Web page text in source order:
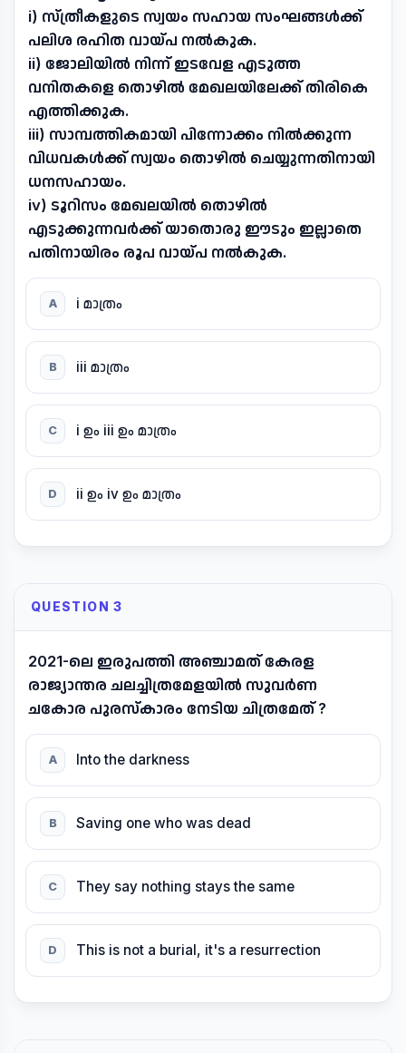
i) സ്ത്രീകളുടെ സ്വയം സഹായ സംഘങ്ങൾക്ക്
പലിശ രഹിത വായ്പ നൽകുക.
ii) ജോലിയിൽ നിന്ന് ഇടവേള എടുത്ത
വനിതകളെ തൊഴിൽ മേഖലയിലേക്ക് തിരികെ
എത്തിക്കുക.
iii) സാമ്പത്തികമായി പിന്നോക്കം നിൽക്കുന്ന
വിധവകൾക്ക് സ്വയം തൊഴിൽ ചെയ്യുന്നതിനായി
ധനസഹായം.
iv) ടൂറിസം മേഖലയിൽ തൊഴിൽ
എടുക്കുന്നവർക്ക് യാതൊരു ഈടും ഇല്ലാതെ
പതിനായിരം രൂപ വായ്പ നൽകുക.
A i മാത്രം
B iii മാത്രം
C i ഉം iii ഉം മാത്രം
D ii ഉം iv ഉം മാത്രം
QUESTION 3
2021-ലെ ഇരുപത്തി അഞ്ചാമത് കേരള
രാജ്യാന്തര ചലച്ചിത്രമേളയിൽ സുവർണ
ചകോര പുരസ്കാരം നേടിയ ചിത്രമേത് ?
A Into the darkness
B Saving one who was dead
C They say nothing stays the same
D This is not a burial, it's a resurrection